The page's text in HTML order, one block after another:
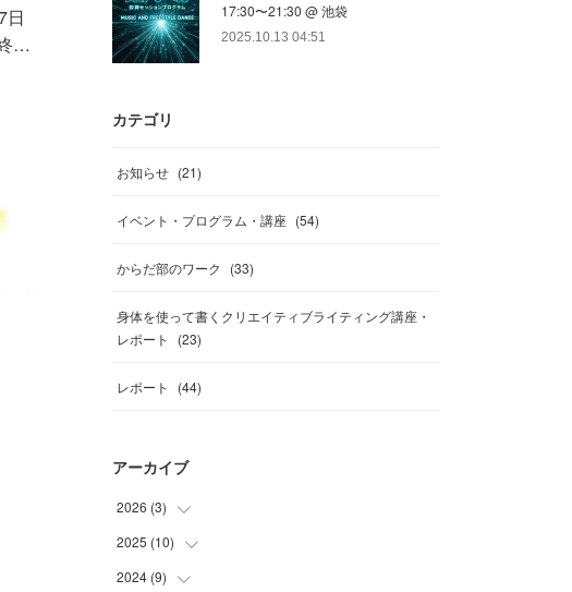
…
17:30〜21:30 @ 池袋
2025.10.13 04:51
カテゴリ
お知らせ (21)
イベント・プログラム・講座 (54)
からだ部のワーク (33)
身体を使って書くクリエイティブライティング講座・
レポート
(23)
レポート (44)
アーカイブ
2026 (3)
(1
(
)
2025 (10)
(
)
2024 (9)